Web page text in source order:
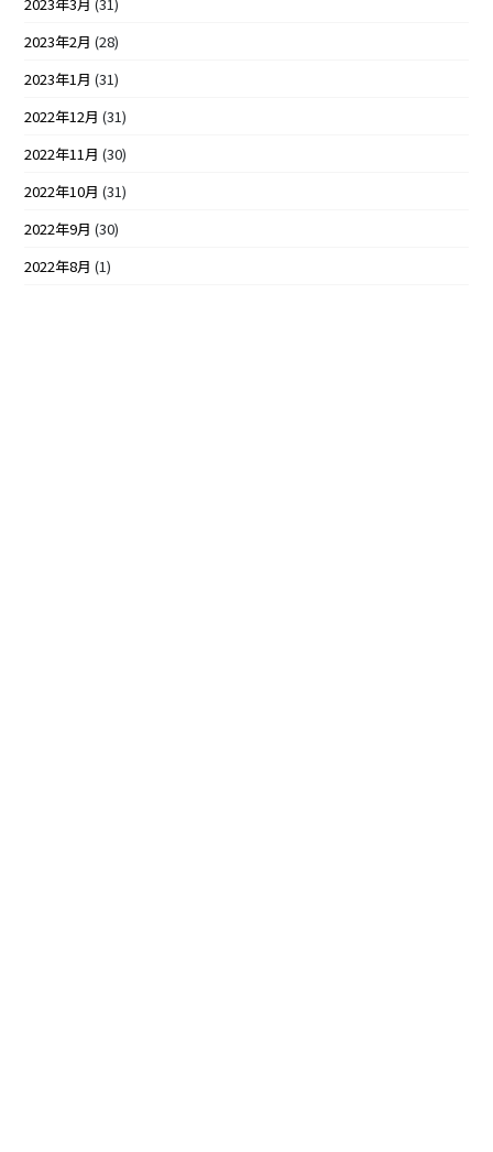
2023年2月 (28)
2023年1月 (31)
2022年12月 (31)
2022年11月 (30)
2022年10月 (31)
2022年9月 (30)
2022年8月 (1)